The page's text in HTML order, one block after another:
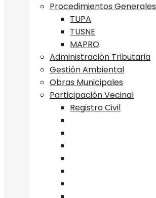
Procedimientos Generales
TUPA
TUSNE
MAPRO
Administración Tributaria
Gestión Ambiental
Obras Municipales
Participación Vecinal
Registro Civil